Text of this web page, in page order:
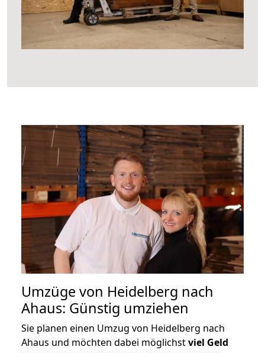
Umzüge von Heidelberg nach
Ahaus: Günstig umziehen
Sie planen einen Umzug von Heidelberg nach
Ahaus und möchten dabei möglichstviel Geld